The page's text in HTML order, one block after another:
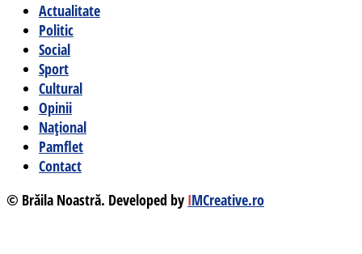
Actualitate
Politic
Social
Sport
Cultural
Opinii
Național
Pamflet
Contact
© Brăila Noastră. Developed by IMCreative.ro